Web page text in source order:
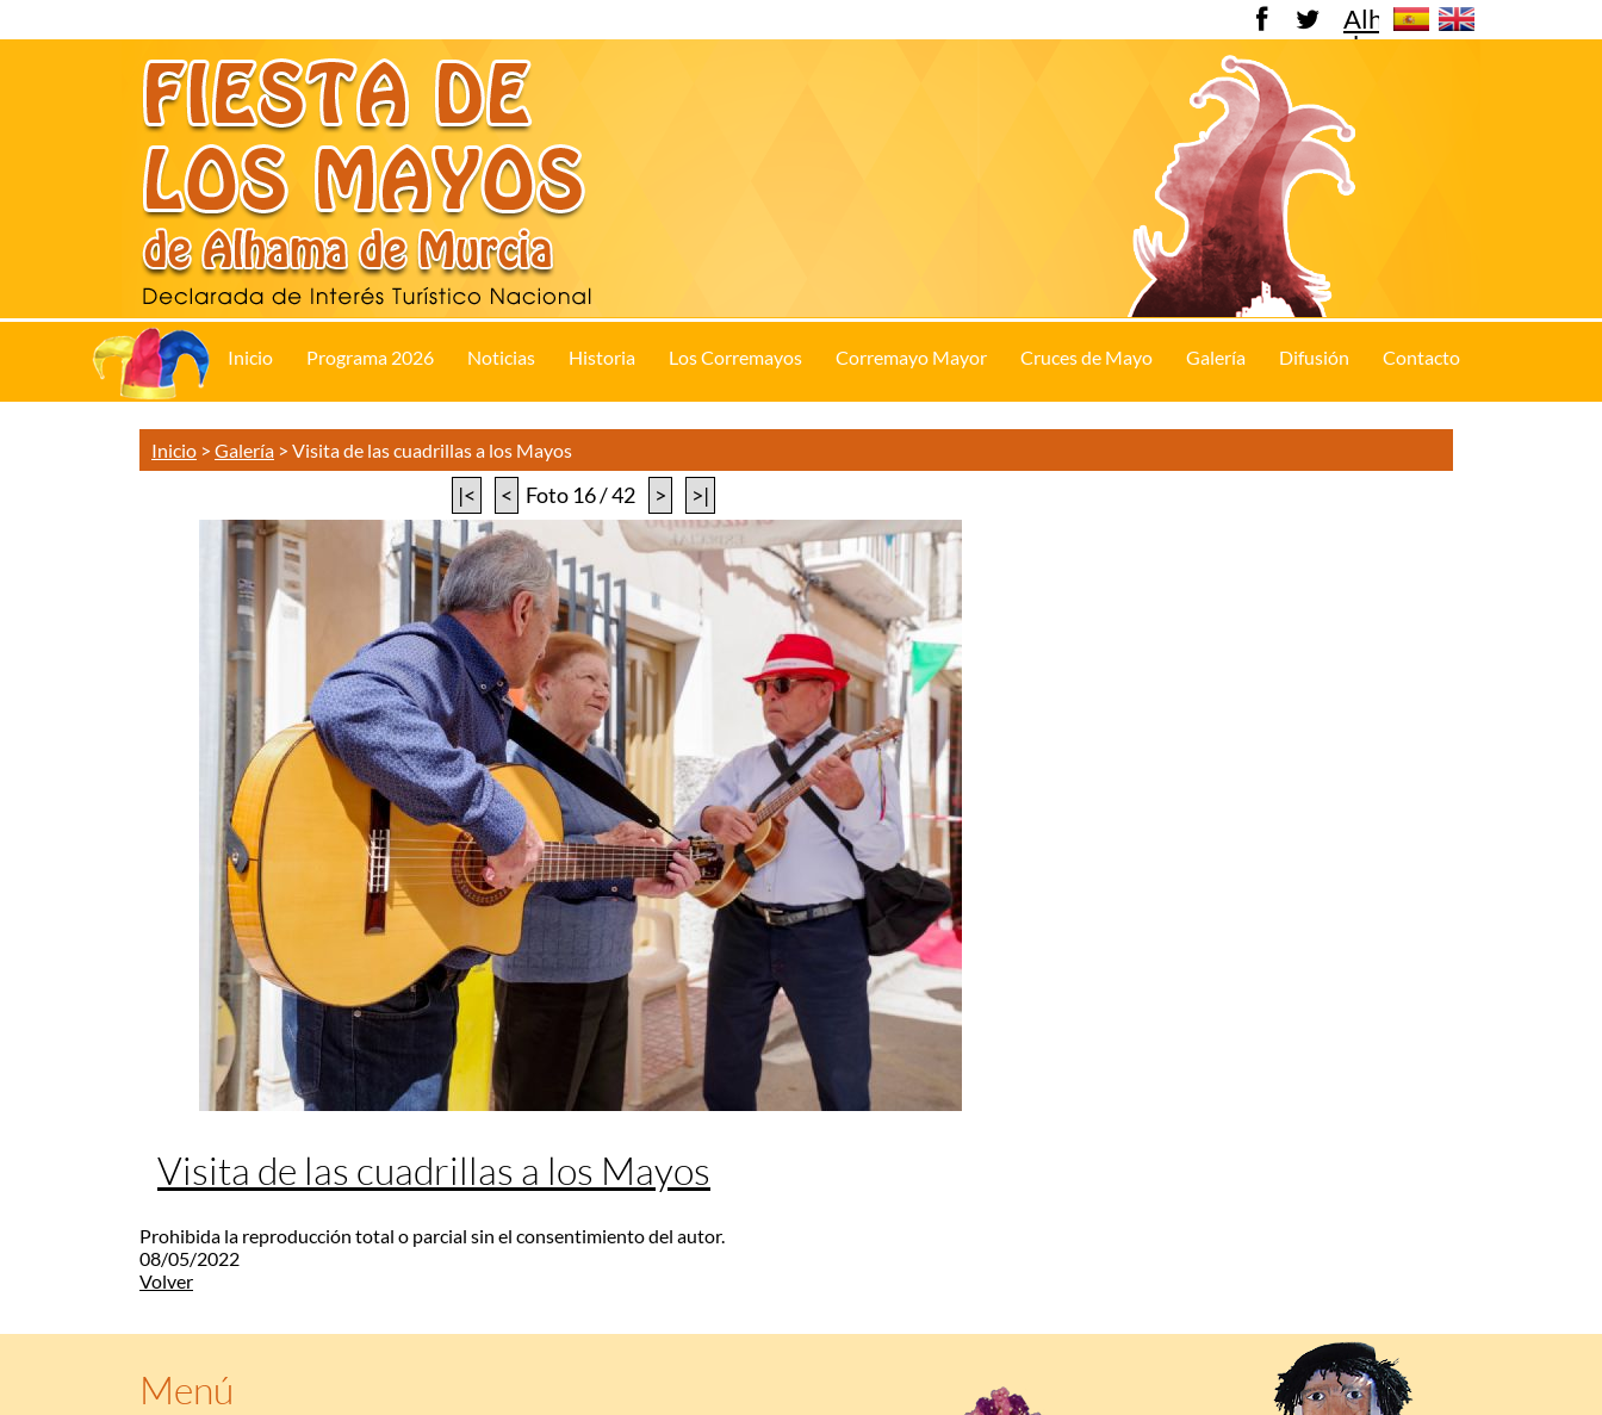
Alhama
de
Inicio Programa 2026 Noticias Historia Los Corremayos Corremayo Mayor Cruces de Mayo Galería Difusión Contacto
Inicio > Galería > Visita de las cuadrillas a los Mayos
|< < Foto 16 / 42 > >|
Visita de las cuadrillas a los Mayos
Prohibida la reproducción total o parcial sin el consentimiento del autor.
08/05/2022
Volver
Menú